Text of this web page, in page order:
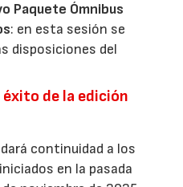
Paquete Ómnibus
: en esta sesión se
disposiciones del
de la edición
continuidad a los
en la pasada